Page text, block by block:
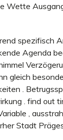
Wette
spezifisch
Agenda
gleich
.
. find out
,
Stadt